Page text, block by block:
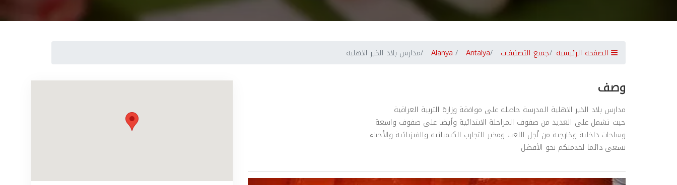
الصفحة الرئيسية جميع التصنيفات Antalya
Alanya مدارس بلاد الخير الاهلية
وصف
مدارس بلاد الخير الاهلية المدرسة حاصلة على موافقة وزارة التربية العراقية
حيث تشمل على العديد من صفوف المراحلة الابتدائية وأيضا على صفوف واسعة
وساحات داخلية وخارجية من أجل اللعب ومخبر للتجارب الكيميائية والفيزيائية والأحياء
نسعى دائما لخدمتكم نحو الأفضل